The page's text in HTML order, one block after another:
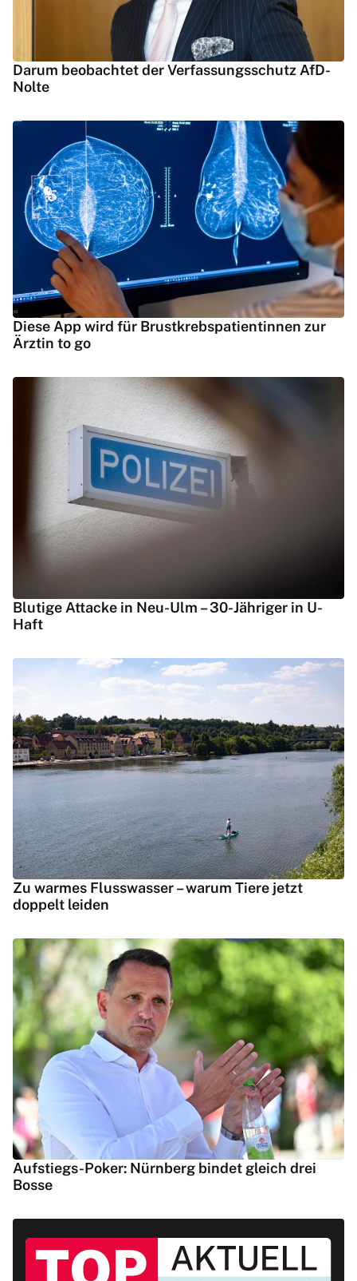
Darum beobachtet der Verfassungsschutz AfD-
Nolte
Diese App wird für Brustkrebspatientinnen zur
Ärztin to go
Blutige Attacke in Neu-Ulm – 30-Jähriger in U-
Haft
Zu warmes Flusswasser – warum Tiere jetzt
doppelt leiden
Aufstiegs-Poker: Nürnberg bindet gleich drei
Bosse